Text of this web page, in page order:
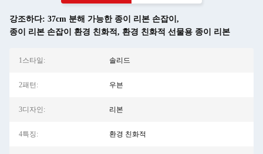
강조하다: 37cm 분해 가능한 종이 리본 손잡이 ,
종이 리본 손잡이 환경 친화적 , 환경 친화적 선물용 종이 리본
1스타일: 솔리드
2패턴: 우븐
3디자인: 리본
4특징: 환경 친화적